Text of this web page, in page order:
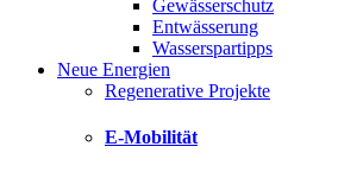
Gewässerschutz
Entwässerung
Wasserspartipps
Neue Energien
Regenerative Projekte
E-Mobilität